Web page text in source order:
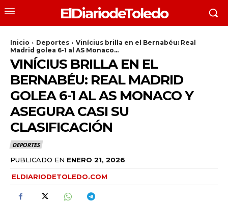
ElDiariodeToledo
Inicio Deportes
Vinícius brilla en el Bernabéu: Real
Madrid golea 6-1 al AS Monaco...
VINÍCIUS BRILLA EN EL
BERNABÉU: REAL MADRID
GOLEA 6-1 AL AS MONACO Y
ASEGURA CASI SU
CLASIFICACIÓN
DEPORTES
PUBLICADO EN ENERO 21, 2026
ELDIARIODETOLEDO.COM